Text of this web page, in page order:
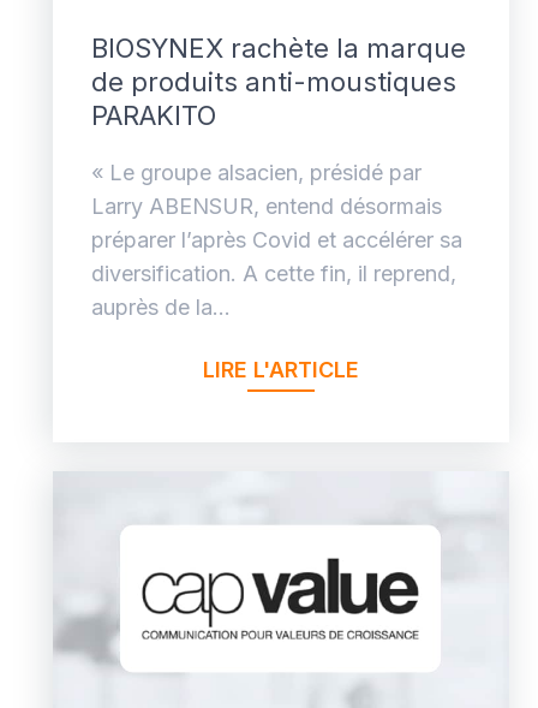
BIOSYNEX rachète la marque
de produits anti-moustiques
PARAKITO
« Le groupe alsacien, présidé par
Larry ABENSUR, entend désormais
préparer l’après Covid et accélérer sa
diversification. A cette fin, il reprend,
auprès de la...
LIRE L'ARTICLE